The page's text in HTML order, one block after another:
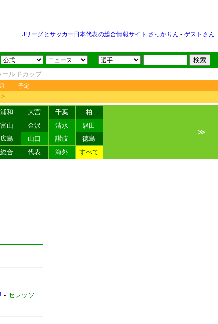
Jリーグとサッカー日本代表の総合情報サイト さっかりん - ゲストさん
ールドカップ
予定
＞
浦和 大宮 千葉
柏
富山 金沢 清水
磐田
広島 山口 讃岐
徳島
総合 代表 海外 すべて
≫
- セレッソ